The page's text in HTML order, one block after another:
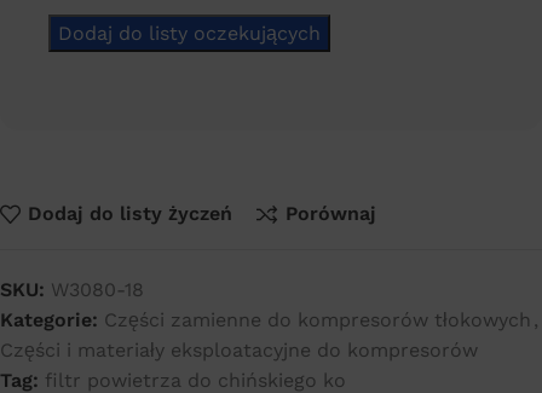
Dodaj do listy życzeń Porównaj
SKU: W3080-18
Kategorie: Części zamienne do kompresorów tłokowych ,
Części i materiały eksploatacyjne do kompresorów
Tag: filtr powietrza do chińskiego ko